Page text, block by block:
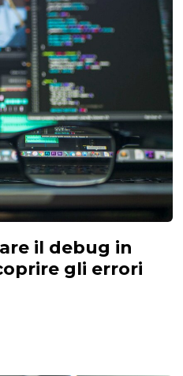
il debug in
gli errori